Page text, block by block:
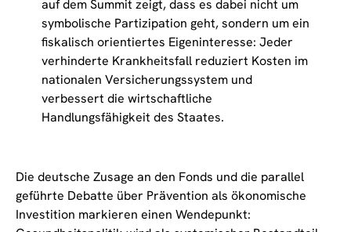
auf dem Summit zeigt, dass es dabei nicht um
symbolische Partizipation geht, sondern um ein
fiskalisch orientiertes Eigeninteresse: Jeder
verhinderte Krankheitsfall reduziert Kosten im
nationalen Versicherungssystem und
verbessert die wirtschaftliche
Handlungsfähigkeit des Staates.
Die deutsche Zusage an den Fonds und die parallel
geführte Debatte über Prävention als ökonomische
Investition markieren einen Wendepunkt: